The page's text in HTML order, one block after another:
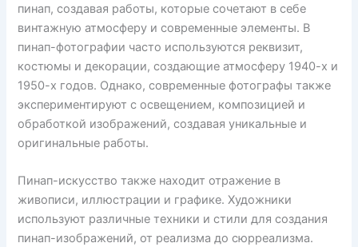
пинап, создавая работы, которые сочетают в себе
винтажную атмосферу и современные элементы. В
пинап-фотографии часто используются реквизит,
костюмы и декорации, создающие атмосферу 1940-х и
1950-х годов. Однако, современные фотографы также
экспериментируют с освещением, композицией и
обработкой изображений, создавая уникальные и
оригинальные работы.
Пинап-искусство также находит отражение в
живописи, иллюстрации и графике. Художники
используют различные техники и стили для создания
пинап-изображений, от реализма до сюрреализма.